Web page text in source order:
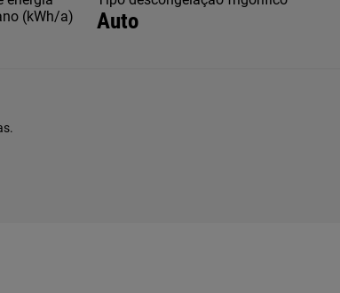
(kWh/a)
Auto